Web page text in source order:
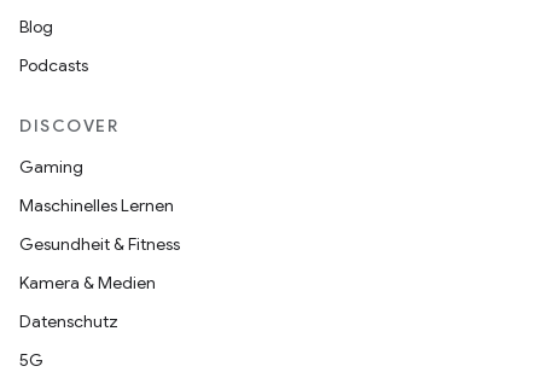
Blog
Podcasts
DISCOVER
Gaming
Maschinelles Lernen
Gesundheit & Fitness
Kamera & Medien
Datenschutz
5G